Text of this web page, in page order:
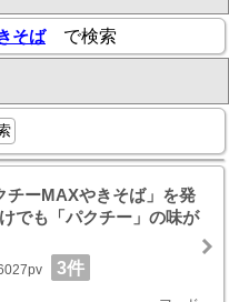
そばで検索
チーMAXやきそば」を発
でも「パクチー」の味が
3件